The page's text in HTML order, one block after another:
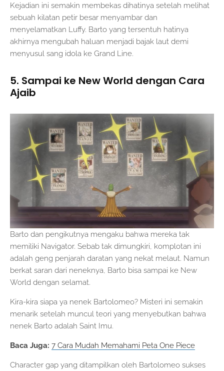
Kejadian ini semakin membekas dihatinya setelah melihat
sebuah kilatan petir besar menyambar dan
menyelamatkan Luffy. Barto yang tersentuh hatinya
akhirnya mengubah haluan menjadi bajak laut demi
menyusul sang idola ke Grand Line.
5. Sampai ke New World dengan Cara
Ajaib
Barto dan pengikutnya mengaku bahwa mereka tak
memiliki Navigator. Sebab tak dimungkiri, komplotan ini
adalah geng penjarah daratan yang nekat melaut. Namun
berkat saran dari neneknya, Barto bisa sampai ke New
World dengan selamat.
Kira-kira siapa ya nenek Bartolomeo? Misteri ini semakin
menarik setelah muncul teori yang menyebutkan bahwa
nenek Barto adalah Saint Imu.
Baca Juga: 7 Cara Mudah Memahami Peta One Piece
Character gap yang ditampilkan oleh Bartolomeo sukses